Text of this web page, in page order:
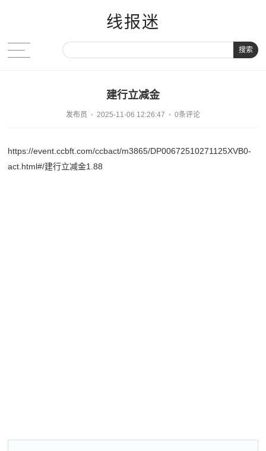
线报迷
搜索
建行立减金
发布员 2025-11-06 12:26:47 0条评论
https://event.ccbft.com/ccbact/m3865/DP00672510271125XVB0-
act.html#/建行立减金1.88